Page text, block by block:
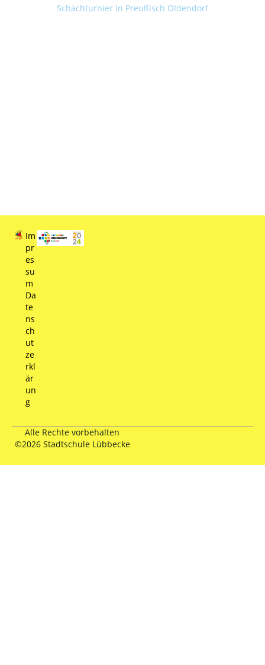
Schachturnier in Preußisch Oldendorf
Im
pr
es
su
m
Da
te
ns
ch
ut
ze
rkl
är
un
g
Alle Rechte vorbehalten
©2026 Stadtschule Lübbecke